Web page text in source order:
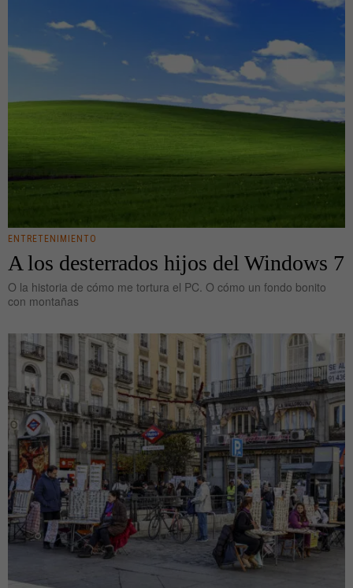
ENTRETENIMIENTO
A los desterrados hijos del Windows 7
O la historia de cómo me tortura el PC. O cómo un fondo bonito
con montañas